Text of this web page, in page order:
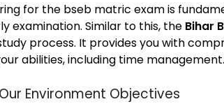
for the bseb matric exam is
examination. Similar to this, the Bihar
process. It provides you with
abilities, including time management.
Our Environment Objectives